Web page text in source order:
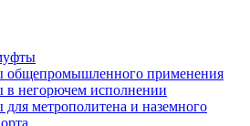
применения
негорючем исполнении
метрополитена и наземного